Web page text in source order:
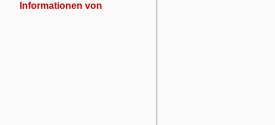
Informationen von